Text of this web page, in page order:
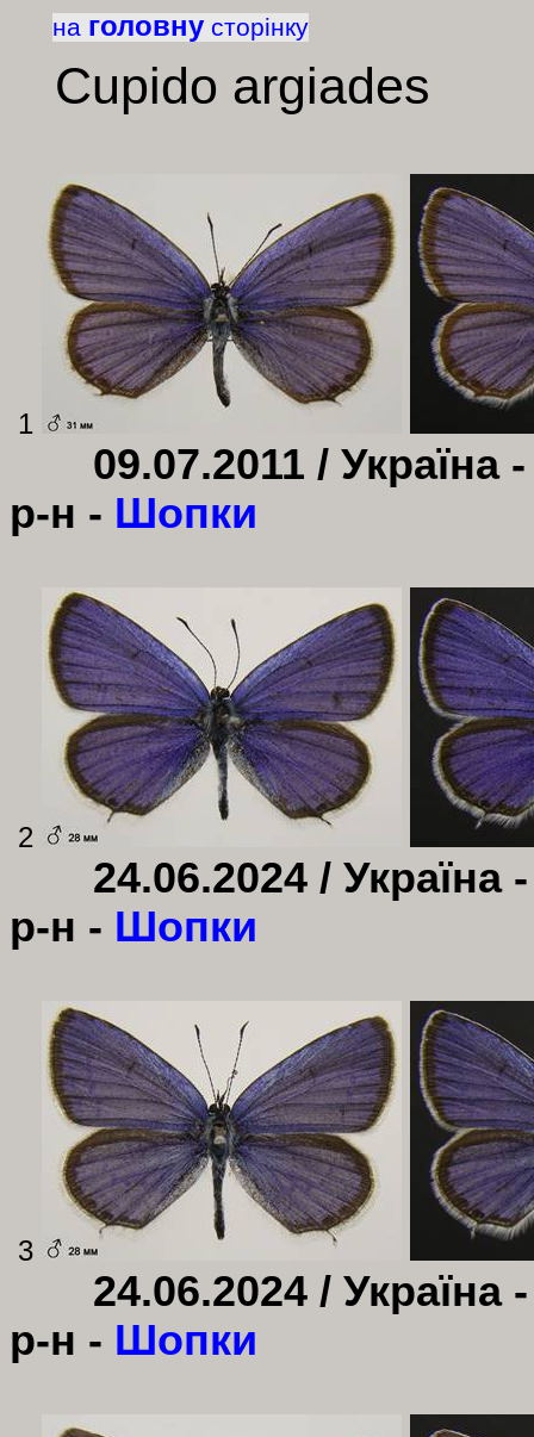
на головну сторінку
Cupido argiades
1
09.07.2011 / Україна
р-н - Шопки
2
24.06.2024 / Україна
р-н - Шопки
3
24.06.2024 / Україна
р-н - Шопки